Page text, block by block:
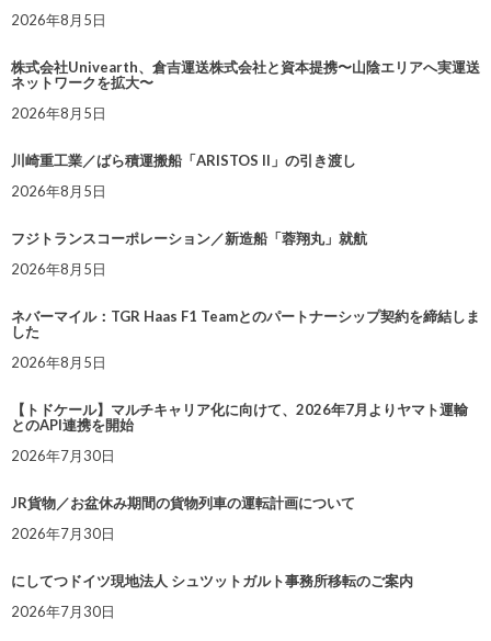
2026年8月5日
株式会社Univearth、倉吉運送株式会社と資本提携〜山陰エリアへ実運送
ネットワークを拡大〜
2026年8月5日
川崎重工業／ばら積運搬船「ARISTOS II」の引き渡し
2026年8月5日
フジトランスコーポレーション／新造船「蓉翔丸」就航
2026年8月5日
ネバーマイル：TGR Haas F1 Teamとのパートナーシップ契約を締結しま
した
2026年8月5日
【トドケール】マルチキャリア化に向けて、2026年7月よりヤマト運輸
とのAPI連携を開始
2026年7月30日
JR貨物／お盆休み期間の貨物列車の運転計画について
2026年7月30日
にしてつドイツ現地法人 シュツットガルト事務所移転のご案内
2026年7月30日